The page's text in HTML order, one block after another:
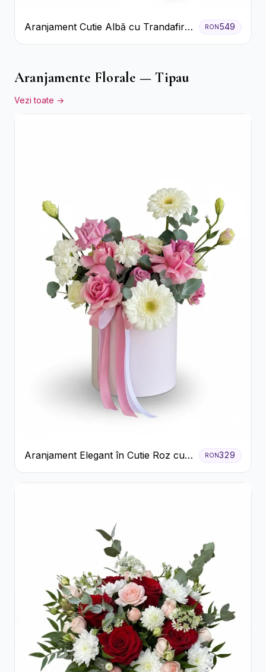
Aranjament Cutie Albă cu Trandafiri
Roșii și Raffaello
RON549
Aranjamente Florale — Tipau
Vezi toate →
Aranjament Elegant în Cutie Roz cu
Trandafiri și Gerbera
RON329